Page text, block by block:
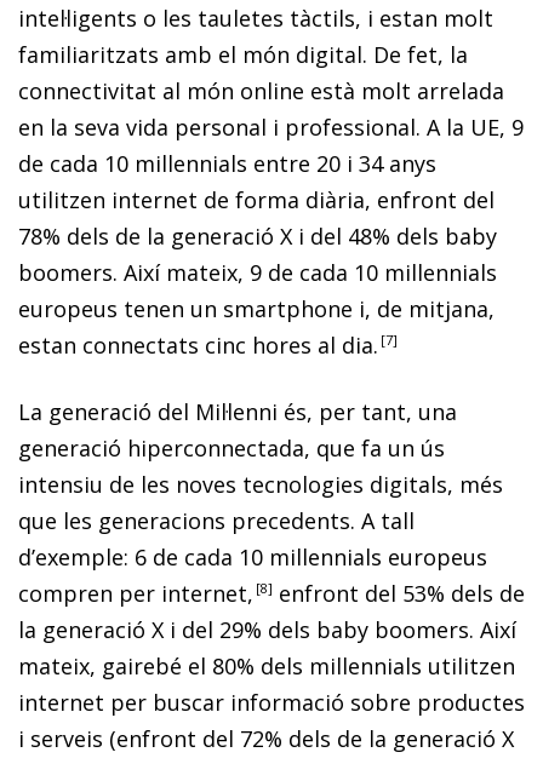
intel·ligents o les tauletes tàctils, i estan molt
familiaritzats amb el món digital. De fet, la
connectivitat al món online està molt arrelada
en la seva vida personal i professional. A la UE, 9
de cada 10 millennials entre 20 i 34 anys
utilitzen internet de forma diària, enfront del
78% dels de la generació X i del 48% dels baby
boomers. Així mateix, 9 de cada 10 millennials
europeus tenen un smartphone i, de mitjana,
estan connectats cinc hores al dia. 7
La generació del Mil·lenni és, per tant, una
generació hiperconnectada, que fa un ús
intensiu de les noves tecnologies digitals, més
que les generacions precedents. A tall
d’exemple: 6 de cada 10 millennials europeus
compren per internet, 8
enfront del 53% dels de
la generació X i del 29% dels baby boomers. Així
mateix, gairebé el 80% dels millennials utilitzen
internet per buscar informació sobre productes
i serveis (enfront del 72% dels de la generació X